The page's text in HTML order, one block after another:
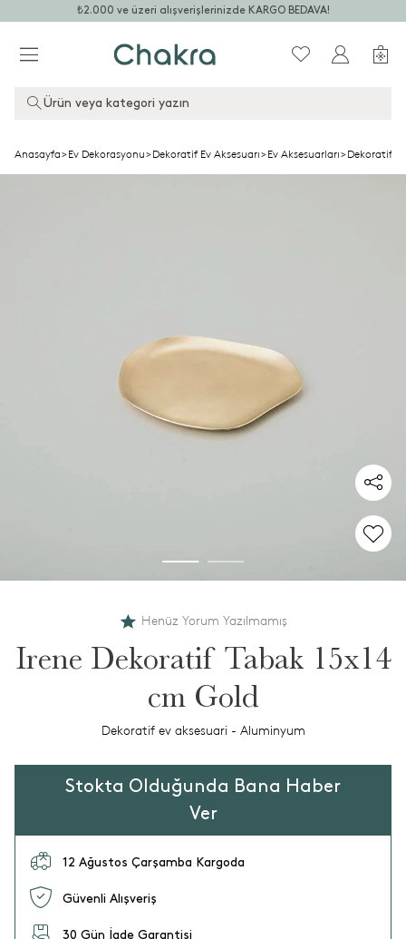
₺2.000 ve üzeri alışverişlerinizde KARGO BEDAVA!
Ürün veya kategori yazın
Anasayfa>Ev Dekorasyonu>Dekoratif Ev Aksesuarı>Ev Aksesuarları>Dekoratif
Henüz Yorum Yazılmamış
Irene Dekoratif Tabak 15x14
cm Gold
Dekoratif ev aksesuari - Aluminyum
Stokta Olduğunda Bana Haber
Ver
12 Ağustos Çarşamba Kargoda
Güvenli Alışveriş
30 Gün İade Garantisi